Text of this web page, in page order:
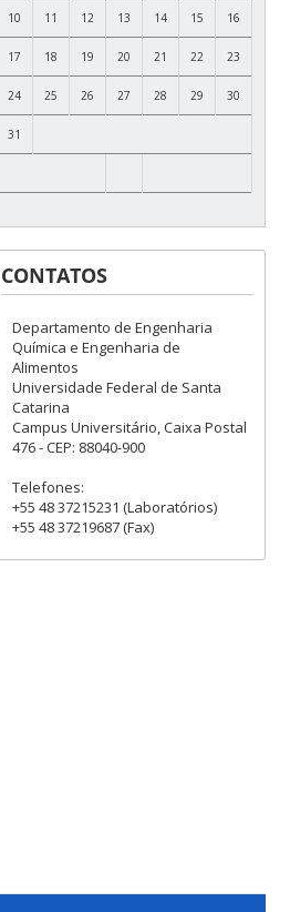
10 11 12 13 14 15 16
17 18 19 20 21 22 23
24 25 26 27 28 29 30
31
CONTATOS
Departamento de Engenharia
Química e Engenharia de
Alimentos
Universidade Federal de Santa
Catarina
Campus Universitário, Caixa Postal
476 - CEP: 88040-900
Telefones:
+55 48 37215231 (Laboratórios)
+55 48 37219687 (Fax)